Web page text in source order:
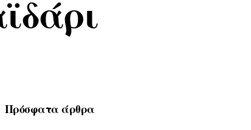
Πρόσφατα άρθρα